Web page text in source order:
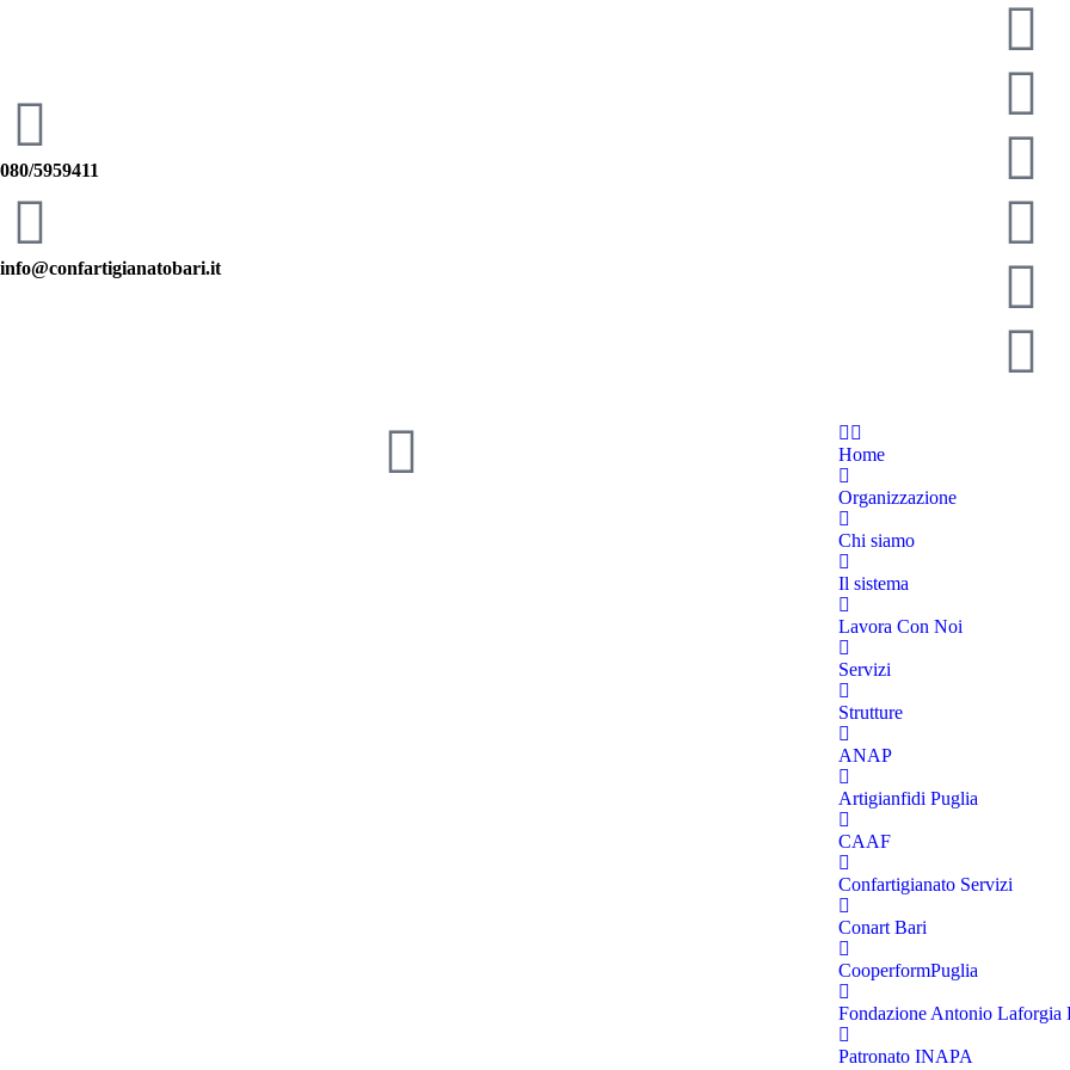
080/5959411
info@confartigianatobari.it
Home
Organizzazione
Chi siamo
Il sistema
Lavora Con Noi
Servizi
Strutture
ANAP
Artigianfidi Puglia
CAAF
Confartigianato Servizi
Conart Bari
CooperformPuglia
Fondazione Antonio Laforgia
Patronato INAPA